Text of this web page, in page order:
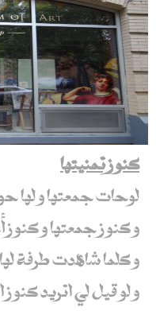
كنوز تمنيتها
لوحات جمعتها و لها
و كنوز جمعتها و
و كلما شاهدت طرفة
و لو قيل لي اتريد